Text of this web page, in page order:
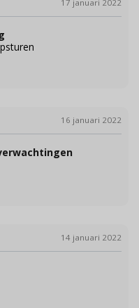
17 januari 2022
16 januari 2022
14 januari 2022